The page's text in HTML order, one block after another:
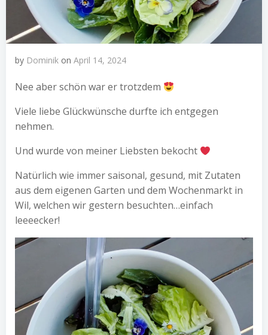
by Dominik on April 14, 2024
Nee aber schön war er trotzdem
Viele liebe Glückwünsche durfte ich entgegen
nehmen.
Und wurde von meiner Liebsten bekocht
Natürlich wie immer saisonal, gesund, mit Zutaten
aus dem eigenen Garten und dem Wochenmarkt in
Wil, welchen wir gestern besuchten…einfach
leeeecker!